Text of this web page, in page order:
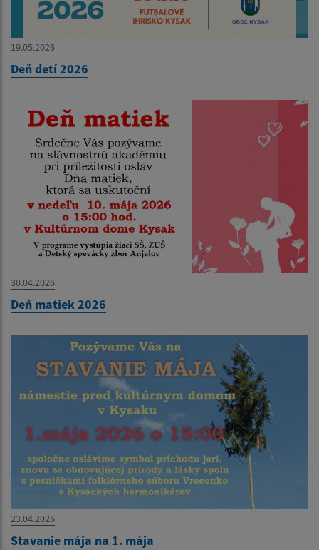
19.05.2026
Deň detí 2026
30.04.2026
Deň matiek 2026
23.04.2026
Stavanie mája na 1. mája